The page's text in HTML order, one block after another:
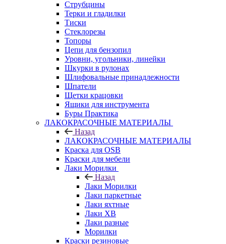
Струбцины
Терки и гладилки
Тиски
Стеклорезы
Топоры
Цепи для бензопил
Уровни, угольники, линейки
Шкурки в рулонах
Шлифовальные принадлежности
Шпатели
Щетки крацовки
Ящики для инструмента
Буры Практика
ЛАКОКРАСОЧНЫЕ МАТЕРИАЛЫ
Назад
ЛАКОКРАСОЧНЫЕ МАТЕРИАЛЫ
Краска для OSB
Краски для мебели
Лаки Морилки
Назад
Лаки Морилки
Лаки паркетные
Лаки яхтные
Лаки ХВ
Лаки разные
Морилки
Краски резиновые